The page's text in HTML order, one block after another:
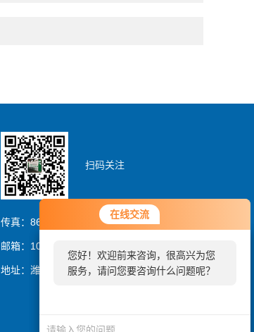
在线交流
您好！欢迎前来咨询，很高兴为您
服务，请问您要咨询什么问题呢？
您好，看您停留很久了，是否找到
了需求产品，您可以直接在线与我
在线交流
您好！欢迎前来咨询，很高兴为您
服务，请问您要咨询什么问题呢？
扫码关注
传真：86-0536-8329837
邮箱：1054064394@qq.com
地址：潍坊市潍城区曼哈顿大厦